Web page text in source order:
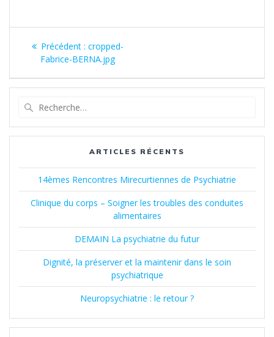
Navigation
l’article
Précédent : Article
précédent
cropped-
Fabrice-BERNA.jpg
:
ARTICLES RÉCENTS
14èmes Rencontres Mirecurtiennes de Psychiatrie
Clinique du corps – Soigner les troubles des conduites
alimentaires
DEMAIN La psychiatrie du futur
Dignité, la préserver et la maintenir dans le soin
psychiatrique
Neuropsychiatrie : le retour ?